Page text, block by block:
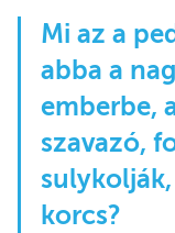
Mi az a
abba a
emberbe,
szavazó,
korcs?